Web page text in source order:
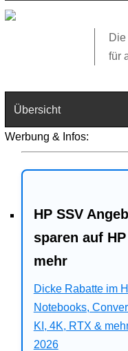
für
Übersicht
Technik
Web
Business
Angebote
Bitdefender
Werbung & Infos:
HP SSV
sparen auf
mehr
Dicke Rabatte im
Notebooks,
KI, 4K, RTX &
2026